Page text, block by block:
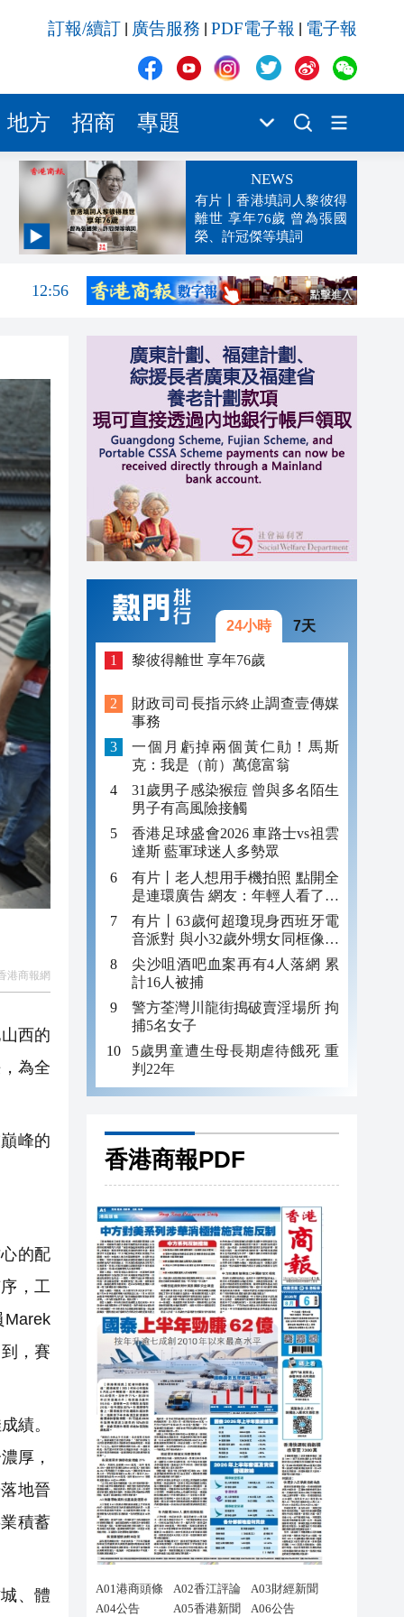
訂報/續訂 廣告服務 PDF電子報 電子報
地方 招商 專題
NEWS
有片丨香港填詞人黎彼得
離世 享年76歲 曾為張國
榮、許冠傑等填詞
13:14
12:56
12:36
12:20
12:18
12:06
港商報網
西的
為全
峰的
的配
，工
，賽
績。
厚，
地晉
積蓄
、體
24小時 7天
黎彼得離世 享年76歲
財政司司長指示終止調查壹傳媒
事務
一個月虧掉兩個黃仁勛！馬斯
克：我是（前）萬億富翁
31歲男子感染猴痘 曾與多名陌生
男子有高風險接觸
香港足球盛會2026 車路士vs祖雲
達斯 藍軍球迷人多勢眾
有片丨老人想用手機拍照 點開全
是連環廣告 網友：年輕人看了都
迷糊 何況老年人
有片丨63歲何超瓊現身西班牙電
音派對 與小32歲外甥女同框像姐
妹
尖沙咀酒吧血案再有4人落網 累
計16人被捕
警方荃灣川龍街搗破賣淫場所 拘
捕5名女子
5歲男童遭生母長期虐待餓死 重
判22年
香港商報PDF